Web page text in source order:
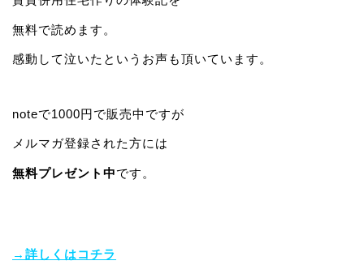
無料で読めます。
感動して泣いたというお声も頂いています。
noteで1000円で販売中ですが
メルマガ登録された方には
無料プレゼント中です。
→詳しくはコチラ